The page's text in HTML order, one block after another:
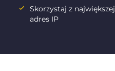
Skorzystaj z
adres IP